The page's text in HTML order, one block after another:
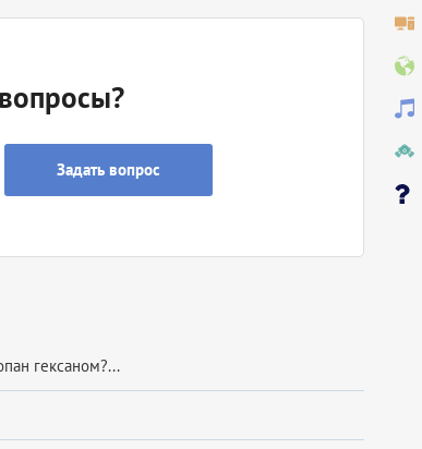
Задать вопрос
гексаном?...